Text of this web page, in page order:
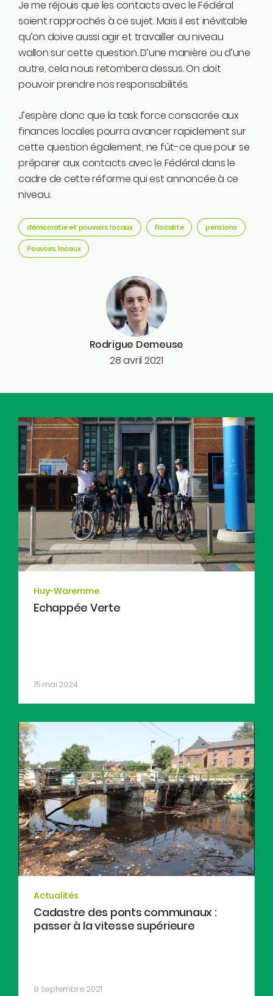
Rodrigue Demeuse
28 avril 2021
Je me réjouis que les contacts avec le Fédéral
soient rapprochés à ce sujet. Mais il est inévitable
qu’on doive aussi agir et travailler au niveau
wallon sur cette question. D’une manière ou d’une
autre, cela nous retombera dessus. On doit
pouvoir prendre nos responsabilités.
J’espère donc que la task force consacrée aux
finances locales pourra avancer rapidement sur
cette question également, ne fût-ce que pour se
préparer aux contacts avec le Fédéral dans le
cadre de cette réforme qui est annoncée à ce
niveau.
démocratie et pouvoirs locaux Fiscalité pensions
Pouvoirs locaux
Huy-Waremme
Echappée Verte
15 mai 2024
Actualités
Cadastre des ponts communaux :
passer à la vitesse supérieure
8 septembre 2021